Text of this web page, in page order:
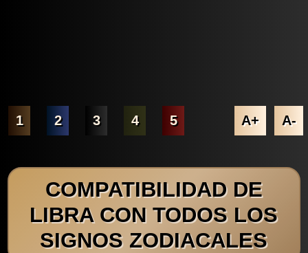
1 2 3 4 5 A+ A-
COMPATIBILIDAD DE
LIBRA CON TODOS LOS
SIGNOS ZODIACALES